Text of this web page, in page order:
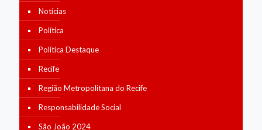
Notícias
Política
Política Destaque
Recife
Região Metropolitana do Recife
Responsabilidade Social
São João 2024